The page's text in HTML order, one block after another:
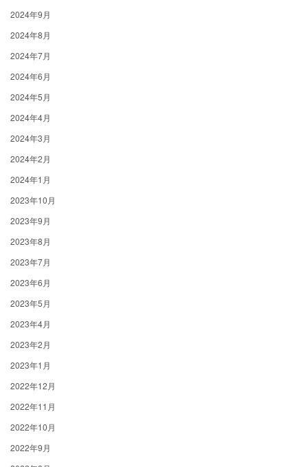
2024年9月
2024年8月
2024年7月
2024年6月
2024年5月
2024年4月
2024年3月
2024年2月
2024年1月
2023年10月
2023年9月
2023年8月
2023年7月
2023年6月
2023年5月
2023年4月
2023年2月
2023年1月
2022年12月
2022年11月
2022年10月
2022年9月